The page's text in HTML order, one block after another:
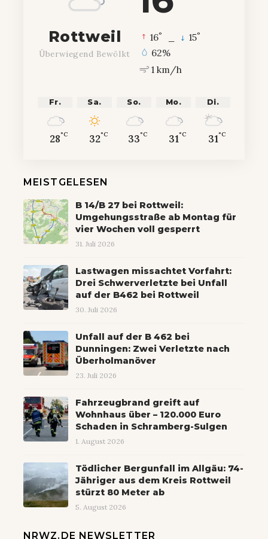
Rottweil
Überwiegend Bewölkt
16° 15°
62%
1 km/h
Fr.
28°C
Sa.
32°C
So.
33°C
Mo.
31°C
Di.
31°C
MEISTGELESEN
B 14/B 27 bei Rottweil:
Umgehungsstraße ab Montag für
vier Wochen voll gesperrt
31. Juli 2026
Lastwagen missachtet Vorfahrt:
Drei Schwerverletzte bei Unfall
auf der B462 bei Rottweil
30. Juli 2026
Unfall auf der B 462 bei
Dunningen: Zwei Verletzte nach
Überholmanöver
23. Juli 2026
Fahrzeugbrand greift auf
Wohnhaus über – 120.000 Euro
Schaden in Schramberg-Sulgen
1. August 2026
Tödlicher Bergunfall im Allgäu: 74-
Jähriger aus dem Kreis Rottweil
stürzt 80 Meter ab
5. August 2026
NRWZ.DE NEWSLETTER